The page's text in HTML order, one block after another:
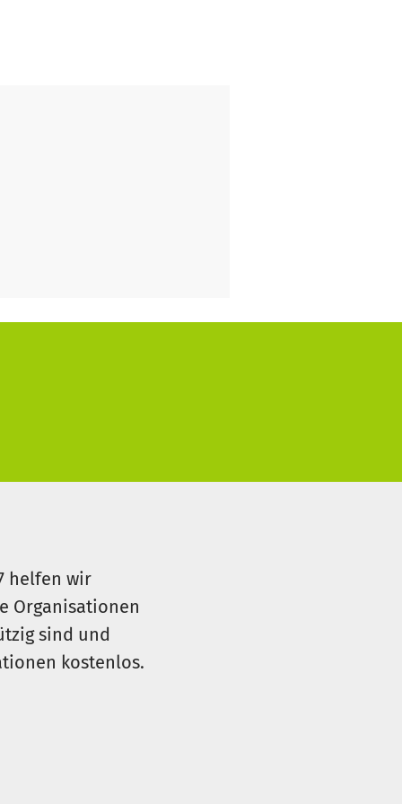
helfen wir
Organisationen
sind und
kostenlos.